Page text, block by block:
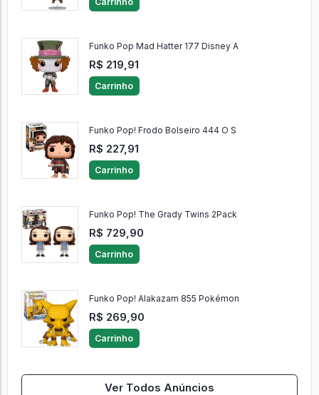
Funko Pop Mad Hatter 177 Disney A
R$ 219,91
Carrinho
Funko Pop! Frodo Bolseiro 444 O S
R$ 227,91
Carrinho
Funko Pop! The Grady Twins 2Pack
R$ 729,90
Carrinho
Funko Pop! Alakazam 855 Pokémon
R$ 269,90
Carrinho
Ver Todos Anúncios